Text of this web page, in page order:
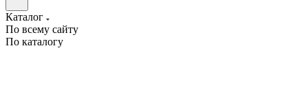
Каталог
По всему сайту
По каталогу